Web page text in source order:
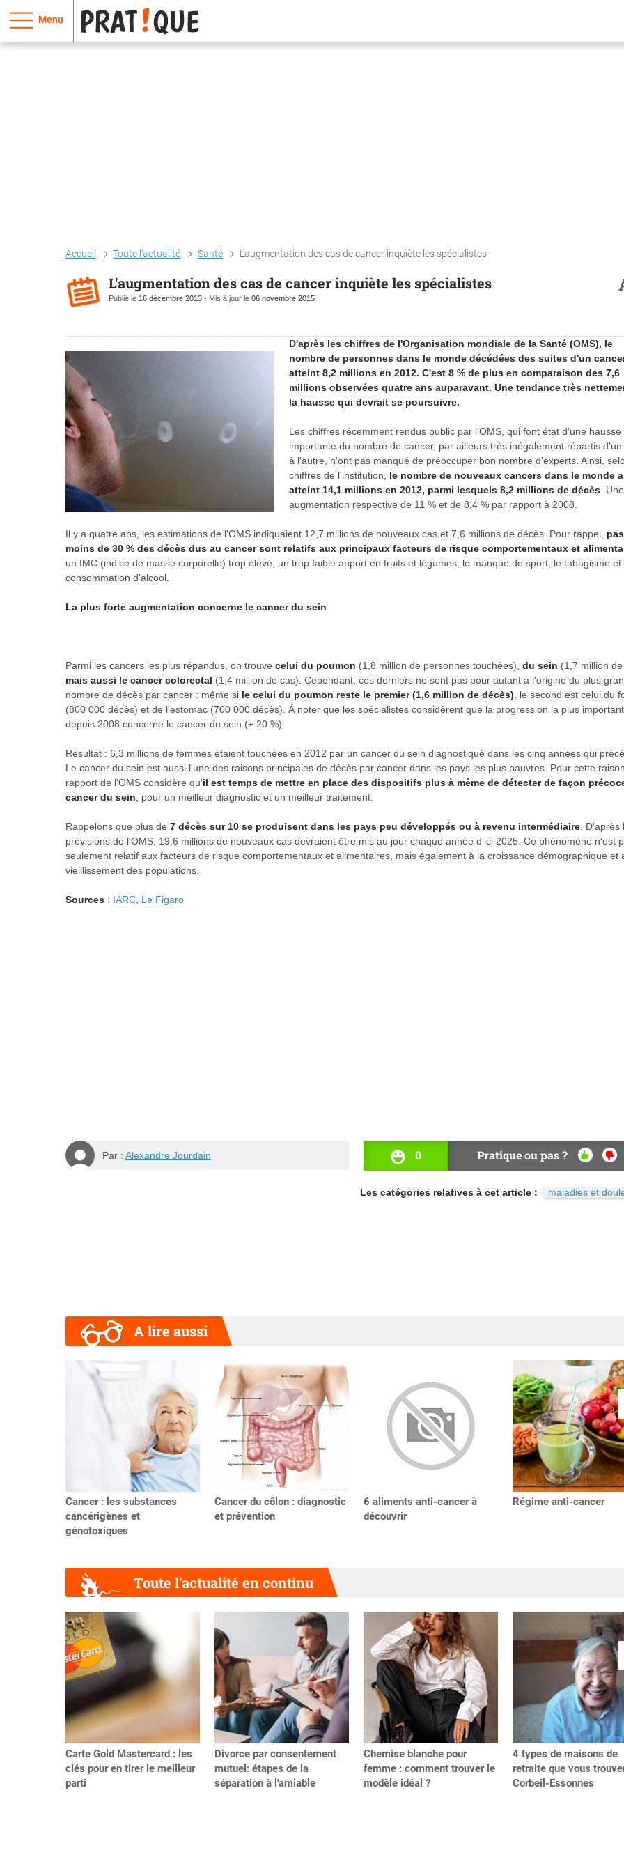
Menu
Accueil Toute l'actualité Santé L'augmentation des cas de cancer inquiète les spécialistes
L'augmentation des cas de cancer inquiète les spécialistes
Publié le 16 décembre 2013 - Mis à jour le 06 novembre 2015
D'après les chiffres de l'Organisation mondiale de la Santé (OMS), le
nombre de personnes dans le monde décédées des suites d'un
atteint 8,2 millions en 2012. C'est 8 % de plus en comparaison des 7,6
millions observées quatre ans auparavant. Une tendance très
la hausse qui devrait se poursuivre.
Les chiffres récemment rendus public par l'OMS, qui font état d'une hausse
importante du nombre de cancer, par ailleurs très inégalement répartis d'un
à l'autre, n'ont pas manqué de préoccuper bon nombre d'experts. Ainsi,
chiffres de l'institution, le nombre de nouveaux cancers dans le monde a
atteint 14,1 millions en 2012, parmi lesquels 8,2 millions de décès . Une
augmentation respective de 11 % et de 8,4 % par rapport à 2008.
Il y a quatre ans, les estimations de l'OMS indiquaient 12,7 millions de nouveaux cas et 7,6 millions de décès. Pour rappel, pas
moins de 30 % des décès dus au cancer sont relatifs aux principaux facteurs de risque comportementaux et
un IMC (indice de masse corporelle) trop élevé, un trop faible apport en fruits et légumes, le manque de sport, le tabagisme et
consommation d'alcool.
La plus forte augmentation concerne le cancer du sein
Parmi les cancers les plus répandus, on trouve celui du poumon (1,8 million de personnes touchées), du sein (1,7 million
mais aussi le cancer colorectal (1,4 million de cas). Cependant, ces derniers ne sont pas pour autant à l'origine du plus
nombre de décès par cancer : même si le celui du poumon reste le premier (1,6 million de décès) , le second est celui du
(800 000 décès) et de l'estomac (700 000 décès). À noter que les spécialistes considèrent que la progression la plus
depuis 2008 concerne le cancer du sein (+ 20 %).
Résultat : 6,3 millions de femmes étaient touchées en 2012 par un cancer du sein diagnostiqué dans les cinq années qui
Le cancer du sein est aussi l'une des raisons principales de décès par cancer dans les pays les plus pauvres. Pour cette
rapport de l'OMS considère qu'il est temps de mettre en place des dispositifs plus à même de détecter de façon
cancer du sein , pour un meilleur diagnostic et un meilleur traitement.
Rappelons que plus de 7 décès sur 10 se produisent dans les pays peu développés ou à revenu intermédiaire . D'après
prévisions de l'OMS, 19,6 millions de nouveaux cas devraient être mis au jour chaque année d'ici 2025. Ce phénomène n'est
seulement relatif aux facteurs de risque comportementaux et alimentaires, mais également à la croissance démographique et
vieillissement des populations.
Sources : IARC Le Figaro
Par : Alexandre Jourdain 0 Pratique ou pas ?
OUI NON
Les catégories relatives à cet article : maladies et
A lire aussi
Cancer : les substances
cancérigènes et
génotoxiques
Cancer du côlon : diagnostic
et prévention
6 aliments anti-cancer à
découvrir
Régime anti-cancer
Précédent
Toute l'actualité en continu
Carte Gold Mastercard : les
clés pour en tirer le meilleur
parti
Divorce par consentement
mutuel: étapes de la
séparation à l'amiable
Chemise blanche pour
femme : comment trouver le
modèle idéal ?
4 types de maisons de
retraite que vous
Corbeil-Essonnes
Précédent